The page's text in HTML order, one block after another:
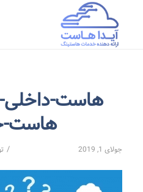
هاست-داخلی-
هاست-
جولای 1, 2019 /